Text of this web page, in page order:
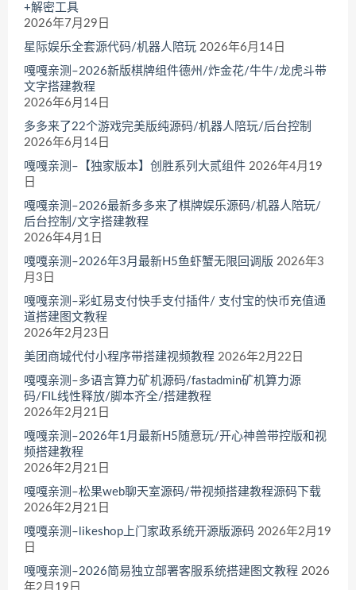
+解密工具
2026年7月29日
星际娱乐全套源代码/机器人陪玩 2026年6月14日
嘎嘎亲测–2026新版棋牌组件德州/炸金花/牛牛/龙虎斗带
文字搭建教程
2026年6月14日
多多来了22个游戏完美版纯源码/机器人陪玩/后台控制
2026年6月14日
嘎嘎亲测–【独家版本】创胜系列大贰组件 2026年4月19
日
嘎嘎亲测–2026最新多多来了棋牌娱乐源码/机器人陪玩/
后台控制/文字搭建教程
2026年4月1日
嘎嘎亲测–2026年3月最新H5鱼虾蟹无限回调版 2026年3
月3日
嘎嘎亲测–彩虹易支付快手支付插件/ 支付宝的快币充值通
道搭建图文教程
2026年2月23日
美团商城代付小程序带搭建视频教程 2026年2月22日
嘎嘎亲测–多语言算力矿机源码/fastadmin矿机算力源
码/FIL线性释放/脚本齐全/搭建教程
2026年2月21日
嘎嘎亲测–2026年1月最新H5随意玩/开心神兽带控版和视
频搭建教程
2026年2月21日
嘎嘎亲测–松果web聊天室源码/带视频搭建教程源码下载
2026年2月21日
嘎嘎亲测–likeshop上门家政系统开源版源码 2026年2月19
日
嘎嘎亲测–2026简易独立部署客服系统搭建图文教程 2026
年2月19日